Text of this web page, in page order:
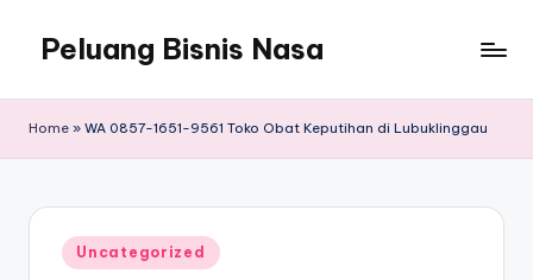
Peluang Bisnis Nasa
Home » WA 0857-1651-9561 Toko Obat Keputihan di Lubuklinggau
Posted
in
Uncategorized